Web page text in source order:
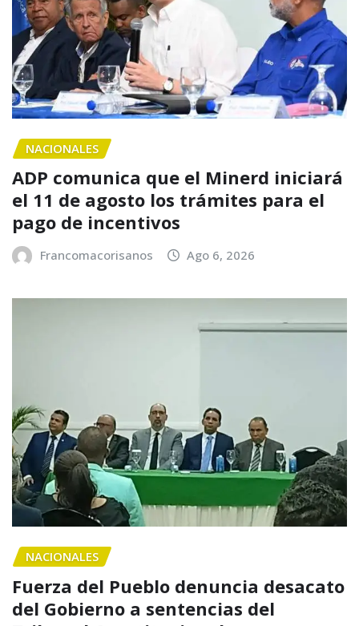
NACIONALES
ADP comunica que el Minerd iniciará
el 11 de agosto los trámites para el
pago de incentivos
Francomacorisanos Ago 6, 2026
NACIONALES
Fuerza del Pueblo denuncia desacato
del Gobierno a sentencias del